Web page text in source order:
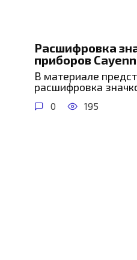
Расшифровка
приборов
В материале
расшифровка
0 195